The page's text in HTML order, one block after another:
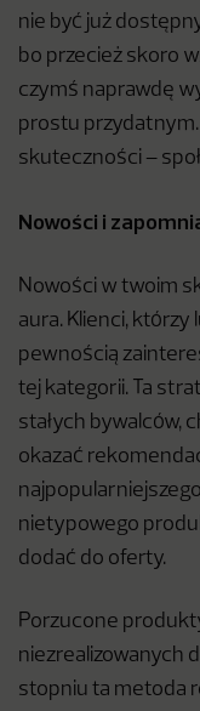
nie być już
bo przecież skoro
czymś naprawdę
prostu przydatnym.
skuteczności –
Nowości i
Nowości w twoim
aura. Klienci, którzy
pewnością
tej kategorii. Ta
stałych bywalców,
okazać
nietypowego
dodać do oferty.
Porzucone
niezrealizowanych
stopniu ta metoda